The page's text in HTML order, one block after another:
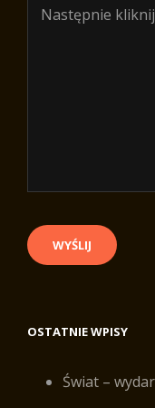
OSTATNIE WPISY
Świat –